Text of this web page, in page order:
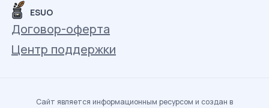
ESUO
Договор-оферта
Центр поддержки
Сайт является информационным ресурсом и создан в